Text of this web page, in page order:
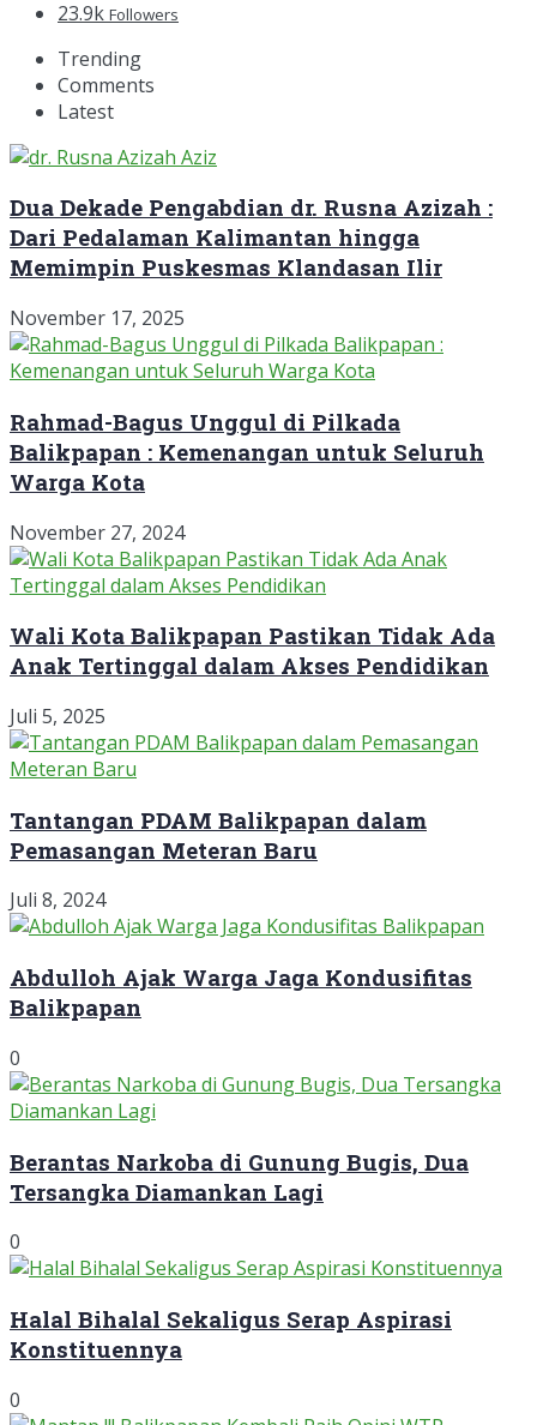
23.9k Followers
Trending
Comments
Latest
Dua Dekade Pengabdian dr. Rusna Azizah :
Dari Pedalaman Kalimantan hingga
Memimpin Puskesmas Klandasan Ilir
November 17, 2025
Rahmad-Bagus Unggul di Pilkada
Balikpapan : Kemenangan untuk Seluruh
Warga Kota
November 27, 2024
Wali Kota Balikpapan Pastikan Tidak Ada
Anak Tertinggal dalam Akses Pendidikan
Juli 5, 2025
Tantangan PDAM Balikpapan dalam
Pemasangan Meteran Baru
Juli 8, 2024
Abdulloh Ajak Warga Jaga Kondusifitas
Balikpapan
0
Berantas Narkoba di Gunung Bugis, Dua
Tersangka Diamankan Lagi
0
Halal Bihalal Sekaligus Serap Aspirasi
Konstituennya
0